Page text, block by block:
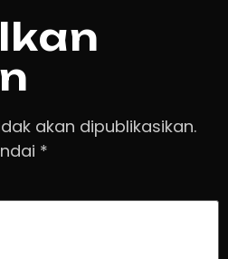
akan dipublikasikan.
*